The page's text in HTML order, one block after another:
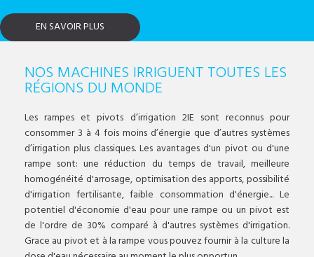
EN SAVOIR PLUS
NOS MACHINES IRRIGUENT TOUTES LES
RÉGIONS DU MONDE
Les rampes et pivots d’irrigation 2IE sont reconnus pour
consommer 3 à 4 fois moins d’énergie que d’autres systèmes
d’irrigation plus classiques. Les avantages d'un pivot ou d'une
rampe sont: une réduction du temps de travail, meilleure
homogénéité d'arrosage, optimisation des apports, possibilité
d'irrigation fertilisante, faible consommation d'énergie... Le
potentiel d'économie d'eau pour une rampe ou un pivot est
de l'ordre de 30% comparé à d'autres systèmes d'irrigation.
Grace au pivot et à la rampe vous pouvez fournir à la culture la